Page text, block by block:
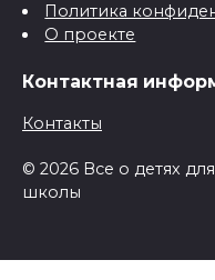
Политика
О проекте
Контактная
Контакты
© 2026 Все о детях
школы